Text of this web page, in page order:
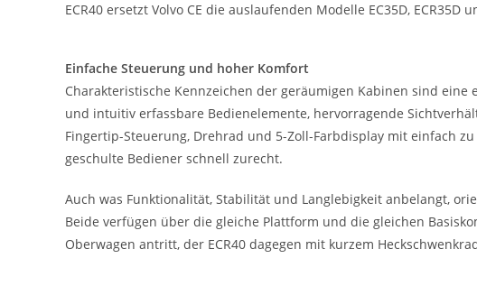
ECR40 ersetzt Volvo CE die auslaufenden Modelle EC35D, ECR35D
Einfache Steuerung und hoher Komfort
Charakteristische Kennzeichen der geräumigen Kabinen sind
und intuitiv erfassbare Bedienelemente, hervorragende
Fingertip-Steuerung, Drehrad und 5-Zoll-Farbdisplay mit einfach
geschulte Bediener schnell zurecht.
Auch was Funktionalität, Stabilität und Langlebigkeit anbelangt,
Beide verfügen über die gleiche Plattform und die gleichen
Oberwagen antritt, der ECR40 dagegen mit kurzem